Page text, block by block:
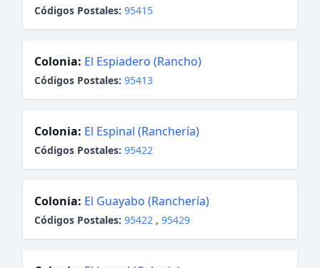
Códigos Postales: 95415
Colonia: El Espiadero (Rancho)
Códigos Postales: 95413
Colonia: El Espinal (Ranchería)
Códigos Postales: 95422
Colonia: El Guayabo (Ranchería)
Códigos Postales: 95422 , 95429